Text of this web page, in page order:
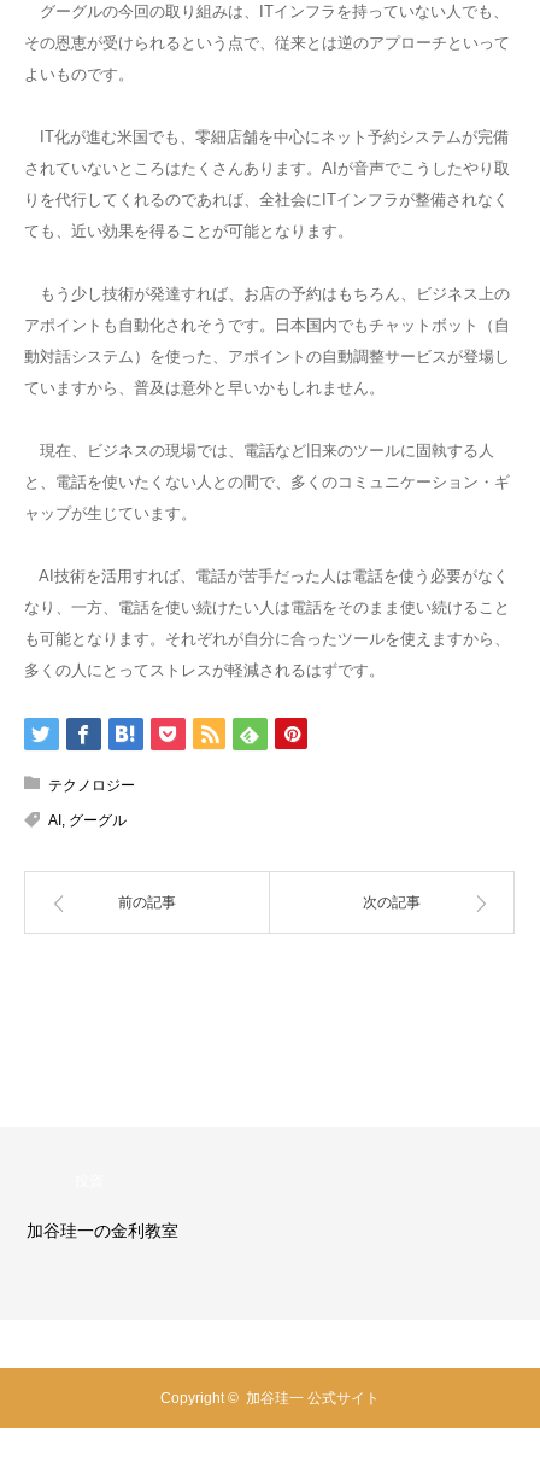
グーグルの今回の取り組みは、ITインフラを持っていない人でも、
その恩恵が受けられるという点で、従来とは逆のアプローチといって
よいものです。
IT化が進む米国でも、零細店舗を中心にネット予約システムが完備
されていないところはたくさんあります。AIが音声でこうしたやり取
りを代行してくれるのであれば、全社会にITインフラが整備されなく
ても、近い効果を得ることが可能となります。
もう少し技術が発達すれば、お店の予約はもちろん、ビジネス上の
アポイントも自動化されそうです。日本国内でもチャットボット（自
動対話システム）を使った、アポイントの自動調整サービスが登場し
ていますから、普及は意外と早いかもしれません。
現在、ビジネスの現場では、電話など旧来のツールに固執する人
と、電話を使いたくない人との間で、多くのコミュニケーション・ギ
ャップが生じています。
AI技術を活用すれば、電話が苦手だった人は電話を使う必要がなく
なり、一方、電話を使い続けたい人は電話をそのまま使い続けること
も可能となります。それぞれが自分に合ったツールを使えますから、
多くの人にとってストレスが軽減されるはずです。
テクノロジー
AI グーグル
前の記事 次の記事
教室
Copyright © 加谷珪一 公式サイト